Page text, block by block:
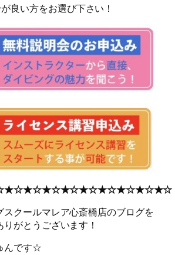
良い方をお選び下さい！
スクールマレア心斎橋店のブログを
がとうございます！
んです☆